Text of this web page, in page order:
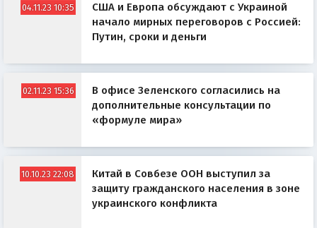
04.11.23 10:35
США и Европа обсуждают с Украиной
начало мирных переговоров с Россией:
Путин, сроки и деньги
02.11.23 15:36
В офисе Зеленского согласились на
дополнительные консультации по
«формуле мира»
10.10.23 22:08
Китай в Совбезе ООН выступил за
защиту гражданского населения в зоне
украинского конфликта